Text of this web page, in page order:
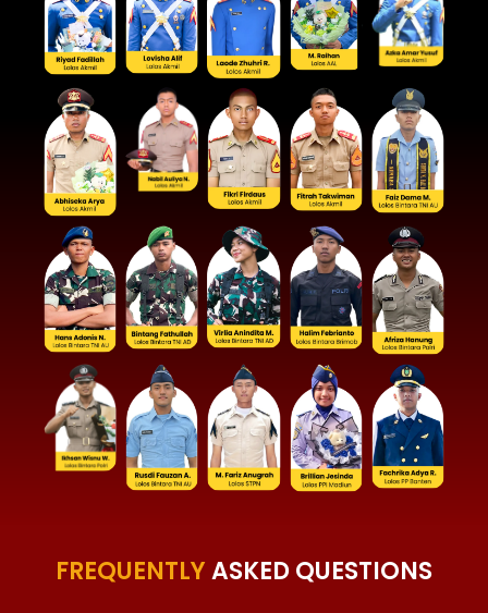
FREQUENTLYASKED QUESTIONS